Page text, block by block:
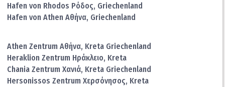
Hafen von Rhodos Ρόδος, Griechenland
Hafen von Athen Αθήνα, Griechenland
Athen Zentrum Αθήνα, Kreta Griechenland
Heraklion Zentrum Ηράκλειο, Kreta
Chania Zentrum Χανιά, Kreta Griechenland
Hersonissos Zentrum Χερσόνησος, Kreta